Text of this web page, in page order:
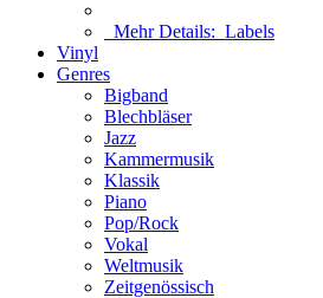
Mehr Details: Labels
Vinyl
Genres
Bigband
Blechbläser
Jazz
Kammermusik
Klassik
Piano
Pop/Rock
Vokal
Weltmusik
Zeitgenössisch